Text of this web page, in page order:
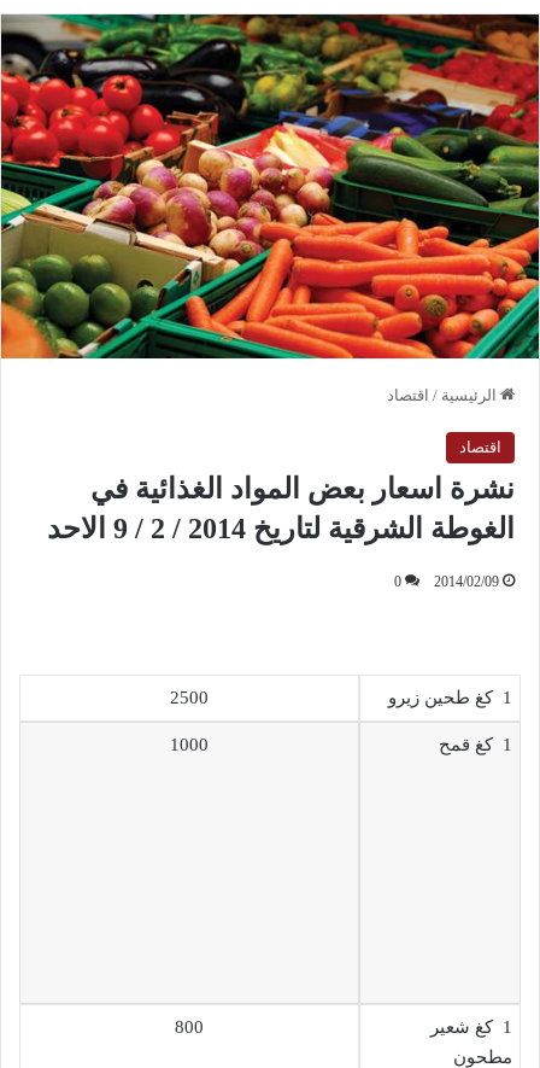
الرئيسية / اقتصاد
اقتصاد
نشرة اسعار بعض المواد الغذائية في
الغوطة الشرقية لتاريخ 2014 / 2 / 9 الاحد
2014/02/09
0
1 كغ طحين زيرو 2500
1 كغ قمح 1000
1 كغ شعير
مطحون
800